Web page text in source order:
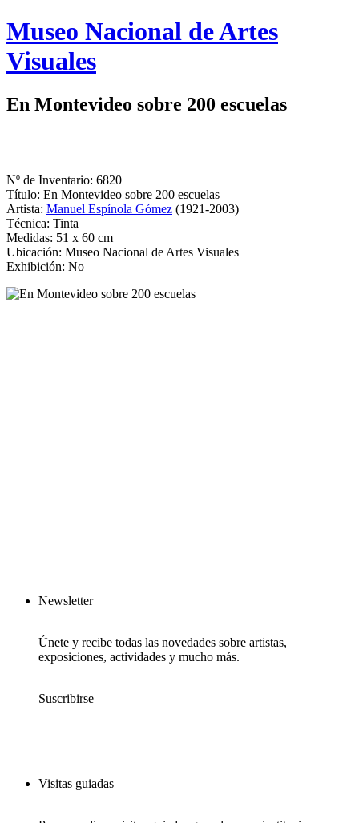
Logo
MNAV
Museo Nacional de Artes
Visuales
En Montevideo sobre 200 escuelas
Nº de Inventario: 6820
Título: En Montevideo sobre 200 escuelas
Artista: Manuel Espínola Gómez (1921-2003)
Técnica: Tinta
Medidas: 51 x 60 cm
Ubicación: Museo Nacional de Artes Visuales
Exhibición: No
Newsletter
Únete y recibe todas las novedades sobre artistas,
exposiciones, actividades y mucho más.
Suscribirse
Visitas guiadas